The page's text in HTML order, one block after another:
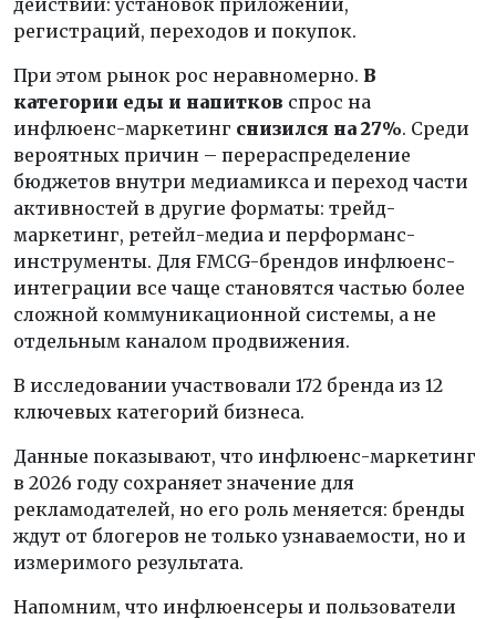
действий: установок приложений,
регистраций, переходов и покупок.
При этом рынок рос неравномерно. В
категории еды и напитков спрос на
инфлюенс-маркетинг снизился на 27%. Среди
вероятных причин – перераспределение
бюджетов внутри медиамикса и переход части
активностей в другие форматы: трейд-
маркетинг, ретейл-медиа и перформанс-
инструменты. Для FMCG-брендов инфлюенс-
интеграции все чаще становятся частью более
сложной коммуникационной системы, а не
отдельным каналом продвижения.
В исследовании участвовали 172 бренда из 12
ключевых категорий бизнеса.
Данные показывают, что инфлюенс-маркетинг
в 2026 году сохраняет значение для
рекламодателей, но его роль меняется: бренды
ждут от блогеров не только узнаваемости, но и
измеримого результата.
Напомним, что инфлюенсеры и пользователи